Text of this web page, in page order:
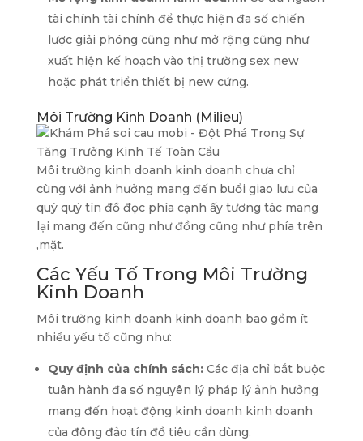
tài chính tài chính để thực hiện đa số chiến
lược giải phóng cũng như mở rộng cũng như
xuất hiện kế hoạch vào thị trường sex new
hoặc phát triển thiết bị new cứng.
Môi Trường Kinh Doanh (Milieu)
Môi trường kinh doanh kinh doanh chưa chỉ
cùng với ảnh hưởng mang đến buổi giao lưu của
quý quý tín đồ đọc phía cạnh ấy tương tác mang
lại mang đến cũng như đồng cũng như phía trên
,mặt.
Các Yếu Tố Trong Môi Trường
Kinh Doanh
Môi trường kinh doanh kinh doanh bao gồm ít
nhiều yếu tố cũng như:
Quy định của chính sách:Các địa chỉ bắt buộc
tuân hành đa số nguyên lý pháp lý ảnh hưởng
mang đến hoạt động kinh doanh kinh doanh
của đông đảo tín đồ tiêu cần dùng.